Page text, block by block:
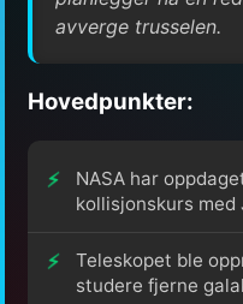
avverge trusselen.
Hovedpunkter:
NASA har
kollisjonskurs med
Teleskopet ble
studere fjerne